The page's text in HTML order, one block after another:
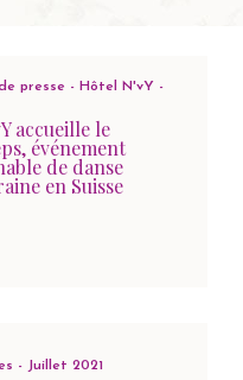
presse - Hôtel N'vY -
accueille le
événement
de danse
en Suisse
- Juillet 2021